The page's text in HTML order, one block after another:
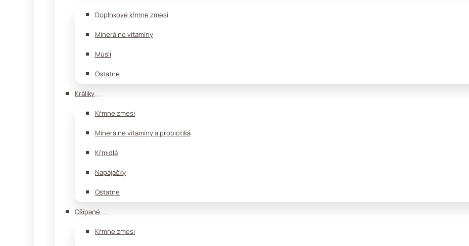
Doplnkové kŕmne zmesi
Minerálne vitamíny
Müsli
Ostatné
Králiky
Kŕmne zmesi
Minerálne vitamíny a probiotiká
Kŕmidlá
Napájačky
Ostatné
Ošípané
Kŕmne zmesi